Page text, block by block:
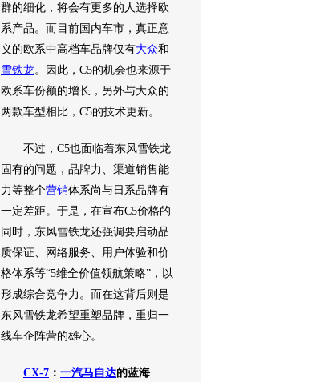
群的细化，将会有更多的人选择欧
系产品。而目前国内车市，真正意
义的欧系中高档车品牌仅有大众和
雪铁龙 。因此，C5的机会也来源于
欧系车份额的增长，另外与大众的
两款车型相比，C5的技术更新。
不过，C5也面临着东风雪铁龙
固有的问题，品牌力、渠道销售能
力等整个营销体系尚与日系品牌有
一定差距。于是，在宣布C5价格的
同时， 东风雪铁龙还强调要启动品
质保证、网络服务、用户体验和价
格体系等“5维全价值领航策略”，以
形成综合竞争力。而在这背后则是
东风雪铁龙希望重塑品牌，重归一
线车企阵营的雄心。
CX-7 ： 一汽马自达的蓝海